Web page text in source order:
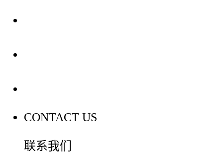
CONTACT US
联系我们